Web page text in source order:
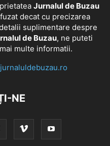
Jurnalul de Buzau
decat cu precizarea
suplimentare despre
de Buzau, ne puteti
multe informatii.
NE